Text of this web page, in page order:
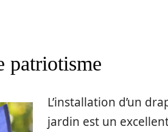
patriotisme
L’installation d’un
jardin est un